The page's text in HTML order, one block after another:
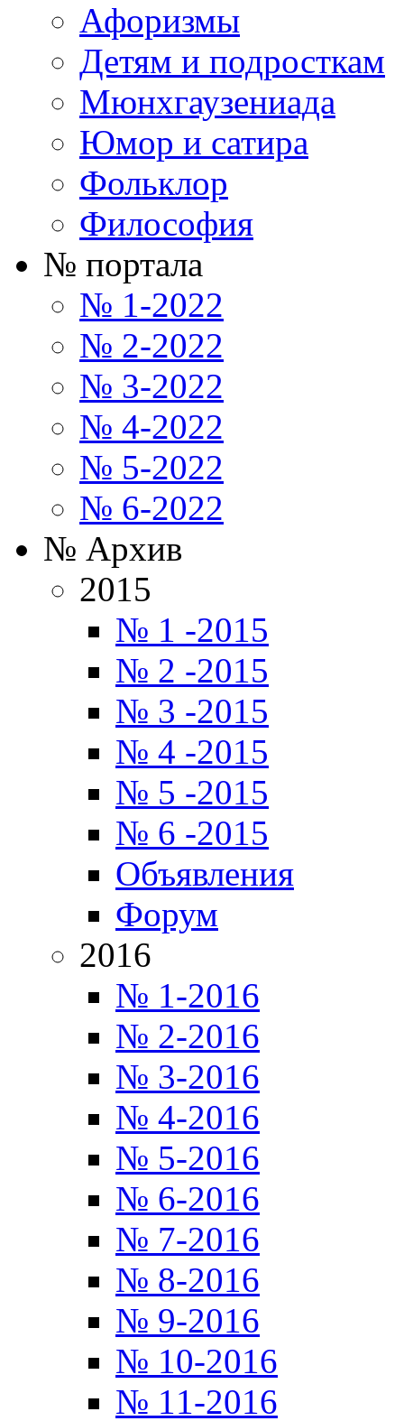
Афоризмы
Детям и подросткам
Мюнхгаузениада
Юмор и сатира
Фольклор
Философия
№ портала
№ 1-2022
№ 2-2022
№ 3-2022
№ 4-2022
№ 5-2022
№ 6-2022
№ Архив
2015
№ 1 -2015
№ 2 -2015
№ 3 -2015
№ 4 -2015
№ 5 -2015
№ 6 -2015
Объявления
Форум
2016
№ 1-2016
№ 2-2016
№ 3-2016
№ 4-2016
№ 5-2016
№ 6-2016
№ 7-2016
№ 8-2016
№ 9-2016
№ 10-2016
№ 11-2016